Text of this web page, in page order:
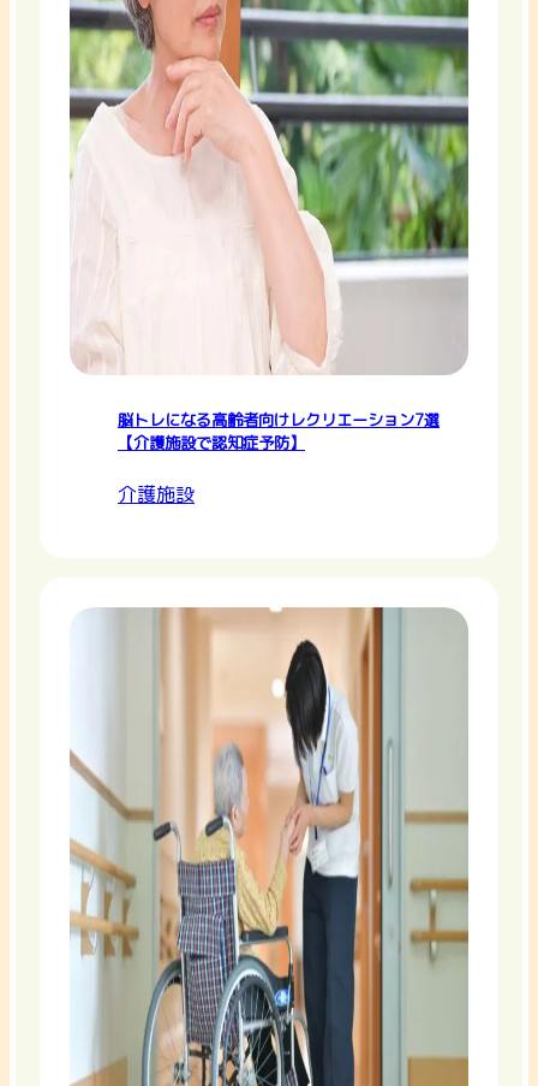
脳トレになる高齢者向けレクリエーション7選
【介護施設で認知症予防】
介護施設